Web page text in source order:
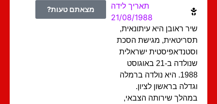
תאריך לידה
21/08/1988
ראובן היא עיתונאית,
מגישת הסכת
ישראלית
שנולדה ב-21 באוגוסט
1988. היא נולדה ברמלה
בראשון לציון.
שירותה הצבאי,
מצאתם טעות?